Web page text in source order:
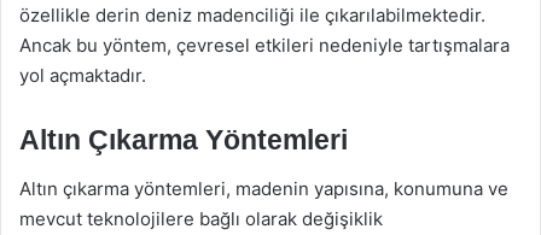
özellikle derin deniz madenciliği ile çıkarılabilmektedir.
Ancak bu yöntem, çevresel etkileri nedeniyle tartışmalara
yol açmaktadır.
Altın Çıkarma Yöntemleri
Altın çıkarma yöntemleri, madenin yapısına, konumuna ve
mevcut teknolojilere bağlı olarak değişiklik